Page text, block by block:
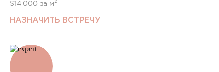
$14 000 за м²
НАЗНАЧИТЬ ВСТРЕЧУ